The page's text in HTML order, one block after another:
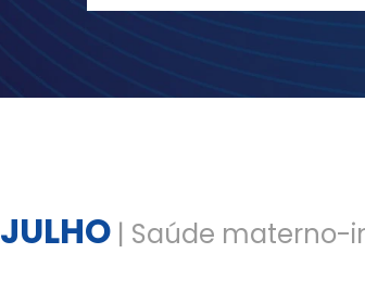
JULHO| Saúde materno-